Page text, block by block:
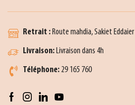
Retrait : Route mahdia, Sakiet Eddaier
Livraison: Livraison dans 4h
Téléphone: 29 165 760